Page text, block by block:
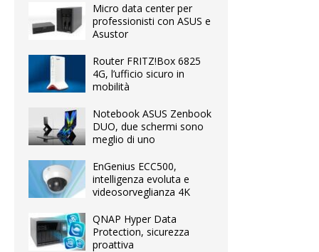
Micro data center per
professionisti con ASUS e
Asustor
Router FRITZ!Box 6825
4G, l’ufficio sicuro in
mobilità
Notebook ASUS Zenbook
DUO, due schermi sono
meglio di uno
EnGenius ECC500,
intelligenza evoluta e
videosorveglianza 4K
QNAP Hyper Data
Protection, sicurezza
proattiva